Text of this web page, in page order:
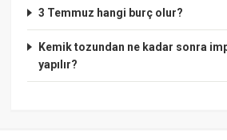
3 Temmuz hangi burç olur?
Kemik tozundan ne kadar sonra
yapılır?